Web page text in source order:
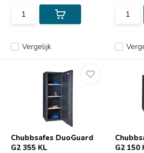
Vergelijk
Chubbsafes DuoGuard
G2 355 KL
G2 150